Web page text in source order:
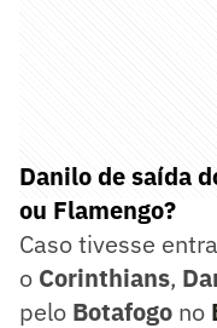
Danilo de saída
ou Flamengo?
Caso tivesse
o Corinthians,
pelo Botafogo no